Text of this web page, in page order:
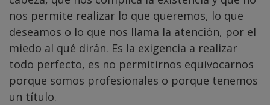
nos permite realizar lo que queremos, lo que
deseamos o lo que nos llama la atención, por el
miedo al qué dirán. Es la exigencia a realizar
todo perfecto, es no permitirnos equivocarnos
porque somos profesionales o porque tenemos
un título.